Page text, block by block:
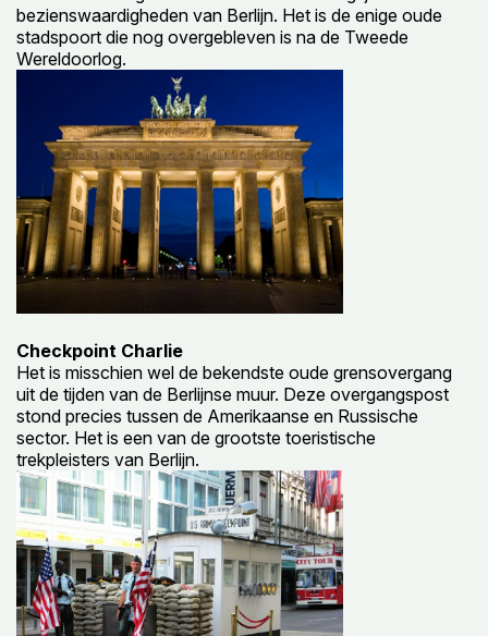
bezienswaardigheden van Berlijn. Het is de enige oude
stadspoort die nog overgebleven is na de Tweede
Wereldoorlog.
Checkpoint Charlie
Het is misschien wel de bekendste oude grensovergang
uit de tijden van de Berlijnse muur. Deze overgangspost
stond precies tussen de Amerikaanse en Russische
sector. Het is een van de grootste toeristische
trekpleisters van Berlijn.